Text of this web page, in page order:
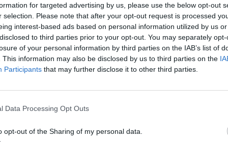
for targeted advertising by us, please use the below opt-out
selection. Please note that after your opt-out request is processed
interest-based ads based on personal information utilized by us
to third parties prior to your opt-out. You may separately
of your personal information by third parties on the IAB’s list of
This information may also be disclosed by us to third parties on the
Participants that may further disclose it to other third parties.
Data Processing Opt Outs
opt-out of the Sharing of my personal data.
personal medicine test, kan een
met zijn behandelaar de geschikt medicijn te
lees meer
leeftijd algehele tevredenheid